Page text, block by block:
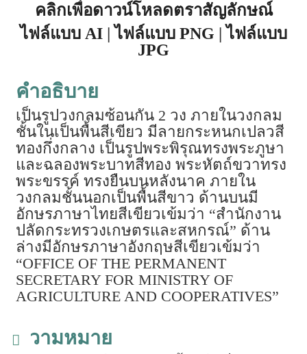
คลิกเพื่อดาวน์โหลดตราสัญลักษณ์
ไฟล์แบบ AI |ไฟล์แบบ PNG |ไฟล์แบบ
JPG
คำอธิบาย
เป็นรูปวงกลมซ้อนกัน 2 วง ภายในวงกลม
ชั้นในเป็นพื้นสีเขียว มีลายกระหนกเปลวสี
ทองกึ่งกลาง เป็นรูปพระพิรุณทรงพระภูษา
และฉลองพระบาทสีทอง พระหัตถ์ขวาทรง
พระขรรค์ ทรงยืนบนหลังนาค ภายใน
วงกลมชั้นนอกเป็นพื้นสีขาว ด้านบนมี
อักษรภาษาไทยสีเขียวเข้มว่า “สำนักงาน
ปลัดกระทรวงเกษตรและสหกรณ์” ด้าน
ล่างมีอักษรภาษาอังกฤษสีเขียวเข้มว่า
“OFFICE OF THE PERMANENT
SECRETARY FOR MINISTRY OF
AGRICULTURE AND COOPERATIVES”
ความหมาย